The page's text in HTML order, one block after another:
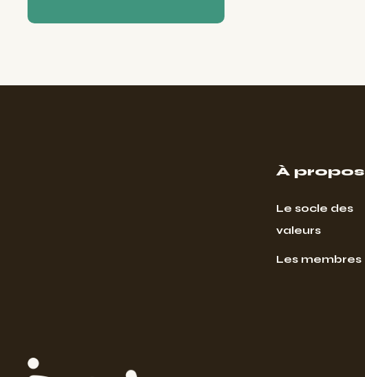
À propos
Le socle des
valeurs
Les membres